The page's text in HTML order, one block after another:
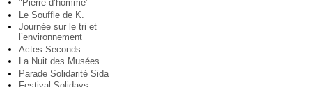
"Pierre d’homme"
Le Souffle de K.
Journée sur le tri et
l’environnement
Actes Seconds
La Nuit des Musées
Parade Solidarité Sida